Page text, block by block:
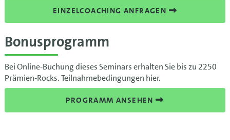
EINZELCOACHING ANFRAGEN
Bonusprogramm
Bei Online-Buchung dieses Seminars erhalten Sie bis zu 2250
Prämien-Rocks. Teilnahmebedingungen hier.
PROGRAMM ANSEHEN